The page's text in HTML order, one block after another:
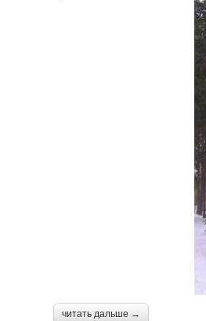
читать дальше →